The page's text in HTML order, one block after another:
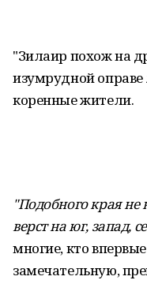
"Зилаир похож на
изумрудной оправе
коренные жители.
"Подобного края не
верст на юг, запад,
многие, кто
замечательную,